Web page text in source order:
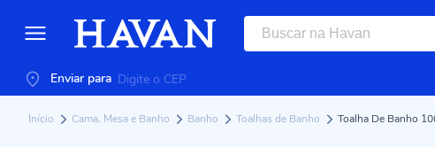
Enviar para
Início Cama, Mesa e Banho Banho Toalhas de Banho Toalha De Banho